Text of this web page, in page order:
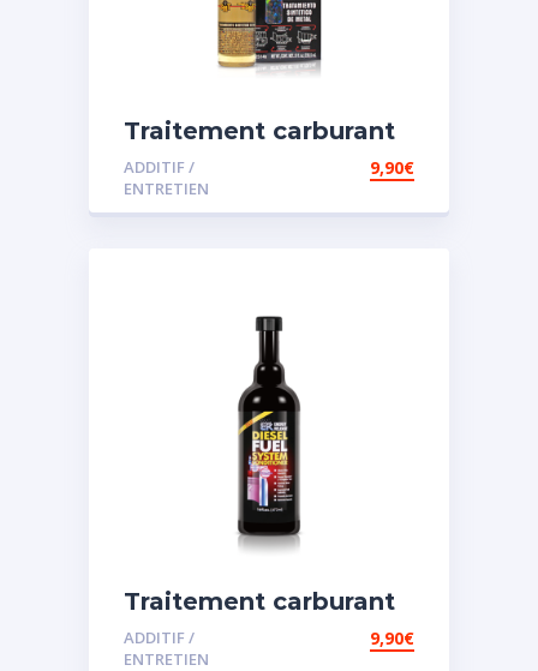
Traitement carburant
spécial essence
ADDITIF /
ENTRETIEN
9,90€
Traitement carburant
spécial diesel
ADDITIF /
ENTRETIEN
9,90€